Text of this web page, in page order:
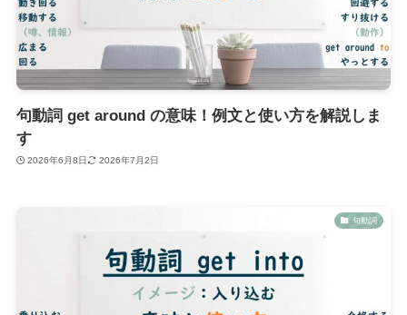
句動詞 get around の意味！例文と使い方を解説しま
す
2026年6月8日 2026年7月2日
句動詞